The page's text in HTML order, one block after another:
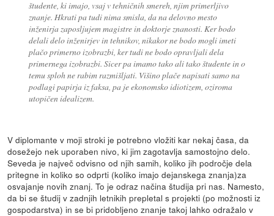
študente, ki imajo, vsaj v tehničnih smereh, njim primerljivo
znanje. Hkrati pa tudi nima smisla, da na delovno mesto
inženirja zaposljujem magistre in doktorje znanosti. Ker bodo
delali delo inženirjev in tehnikov, nikakor ne bodo mogli imeti
plačo primerno izobrazbi, ker tudi ne bodo opravljali dela
primernega izobrazbi. Sicer pa imamo tako ali tako študente in o
temu sploh ne rabim razmišljati. Višino plače napisati samo na
podlagi papirja iz faksa, pa je ekonomsko idiotizem, oziroma
utopičen idealizem.
V diplomante v moji stroki je potrebno vložiti kar nekaj časa, da
dosežejo nek uporaben nivo, ki jim zagotavlja samostojno delo.
Seveda je največ odvisno od njih samih, koliko jih področje dela
pritegne in koliko so odprti (koliko imajo dejanskega znanja)za
osvajanje novih znanj. To je odraz načina študija pri nas. Namesto,
da bi se študij v zadnjih letnikih prepletal s projekti (po možnosti iz
gospodarstva) in se bi pridobljeno znanje takoj lahko odražalo v